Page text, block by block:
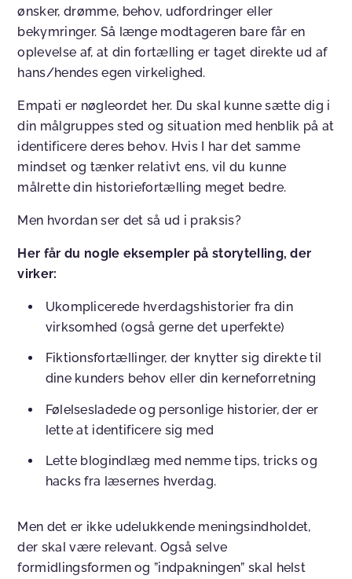
ønsker, drømme, behov, udfordringer eller
bekymringer. Så længe modtageren bare får en
oplevelse af, at din fortælling er taget direkte ud af
hans/hendes egen virkelighed.
Empati er nøgleordet her. Du skal kunne sætte dig i
din målgruppes sted og situation med henblik på at
identificere deres behov. Hvis I har det samme
mindset og tænker relativt ens, vil du kunne
målrette din historiefortælling meget bedre.
Men hvordan ser det så ud i praksis?
Her får du nogle eksempler på storytelling, der
virker:
Ukomplicerede hverdagshistorier fra din
virksomhed (også gerne det uperfekte)
Fiktionsfortællinger, der knytter sig direkte til
dine kunders behov eller din kerneforretning
Følelsesladede og personlige historier, der er
lette at identificere sig med
Lette blogindlæg med nemme tips, tricks og
hacks fra læsernes hverdag.
Men det er ikke udelukkende meningsindholdet,
der skal være relevant. Også selve
formidlingsformen og ”indpakningen” skal helst